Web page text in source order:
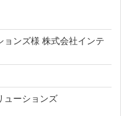
ンズ様 株式会社インテ
ューションズ